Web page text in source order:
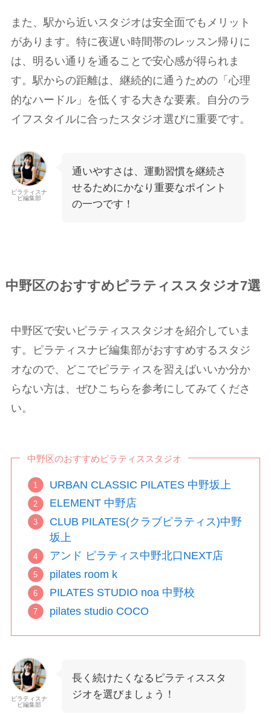
また、駅から近いスタジオは安全面でもメリット
があります。特に夜遅い時間帯のレッスン帰りに
は、明るい通りを通ることで安心感が得られま
す。駅からの距離は、継続的に通うための「心理
的なハードル」を低くする大きな要素。自分のラ
イフスタイルに合ったスタジオ選びに重要です。
ピラティスナ
ビ編集部
通いやすさは、運動習慣を継続さ
せるためにかなり重要なポイント
の一つです！
中野区のおすすめピラティススタジオ7選
中野区で安いピラティススタジオを紹介していま
す。ピラティスナビ編集部がおすすめするスタジ
オなので、どこでピラティスを習えばいいか分か
らない方は、ぜひこちらを参考にしてみてくださ
い。
中野区のおすすめピラティススタジオ
URBAN CLASSIC PILATES 中野坂上
ELEMENT 中野店
CLUB PILATES(クラブピラティス)中野
坂上
アンド ピラティス中野北口NEXT店
pilates room k
PILATES STUDIO noa 中野校
pilates studio COCO
ピラティスナ
ビ編集部
長く続けたくなるピラティススタ
ジオを選びましょう！